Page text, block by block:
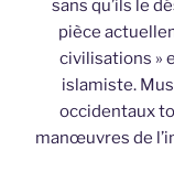
sans qu’ils le
pièce
civilisations »
islamiste.
occidentaux
manœuvres de